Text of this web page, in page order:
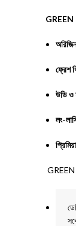
GREEN
ফ্রেশ
উডি ও
লং-
GREEN